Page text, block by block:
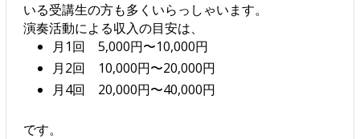
いる受講生の方も多くいらっしゃいます。
演奏活動による収入の目安は、
月1回 5,000円〜10,000円
月2回 10,000円〜20,000円
月4回 20,000円〜40,000円
です。